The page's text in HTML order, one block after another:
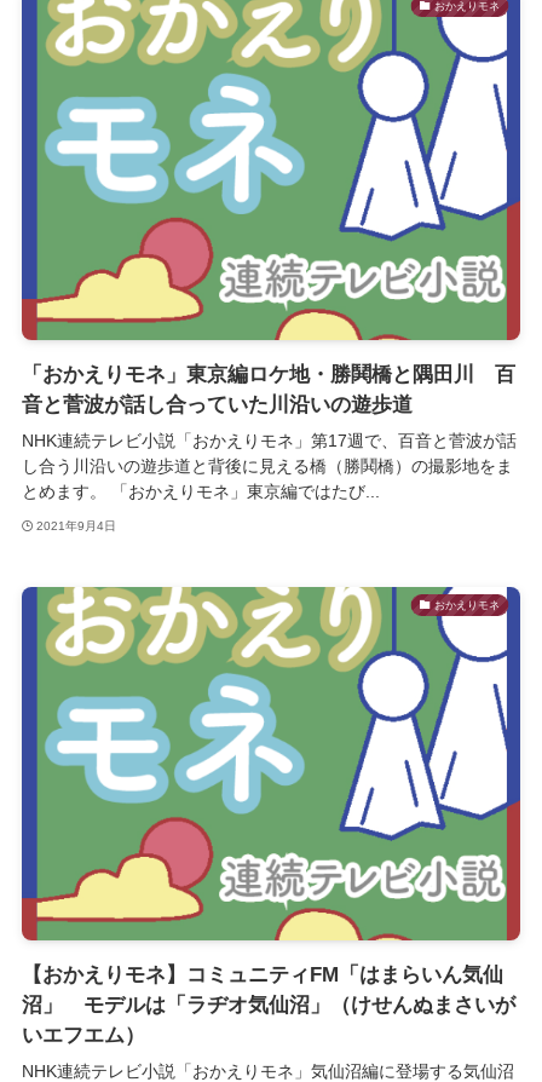
おかえりモネ
「おかえりモネ」東京編ロケ地・勝鬨橋と隅田川 百
音と菅波が話し合っていた川沿いの遊歩道
NHK連続テレビ小説「おかえりモネ」第17週で、百音と菅波が話
し合う川沿いの遊歩道と背後に見える橋（勝鬨橋）の撮影地をま
とめます。 「おかえりモネ」東京編ではたび...
2021年9月4日
おかえりモネ
【おかえりモネ】コミュニティFM「はまらいん気仙
沼」 モデルは「ラヂオ気仙沼」（けせんぬまさいが
いエフエム）
NHK連続テレビ小説「おかえりモネ」気仙沼編に登場する気仙沼